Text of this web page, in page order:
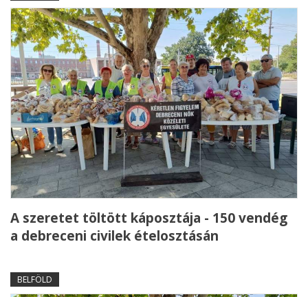
A szeretet töltött káposztája - 150 vendég
a debreceni civilek ételosztásán
BELFÖLD